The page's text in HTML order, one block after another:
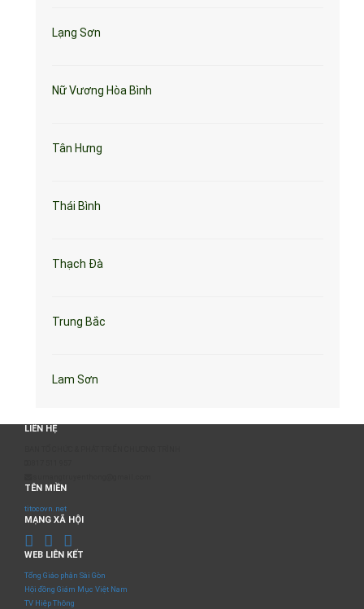
Lạng Sơn
Nữ Vương Hòa Bình
Tân Hưng
Thái Bình
Thạch Đà
Trung Bắc
Lam Sơn
LIÊN HỆ
TÊN MIỀN
titocovn.net
MẠNG XÃ HỘI
WEB LIÊN KẾT
Tổng Giáo phận Sài Gòn
Hội đồng Giám Mục Việt Nam
TV Hiệp Thông